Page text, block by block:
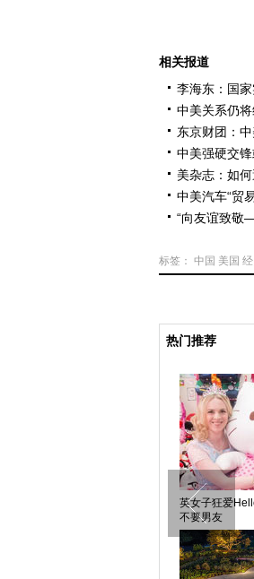
相关报道
李海东：国
中美关系仍
东京财团：
中美强硬交
美杂志：如
中美汽车“贸
“向友谊致敬
标签： 中国 美国
热门推荐
英女子狂爱
不要男友